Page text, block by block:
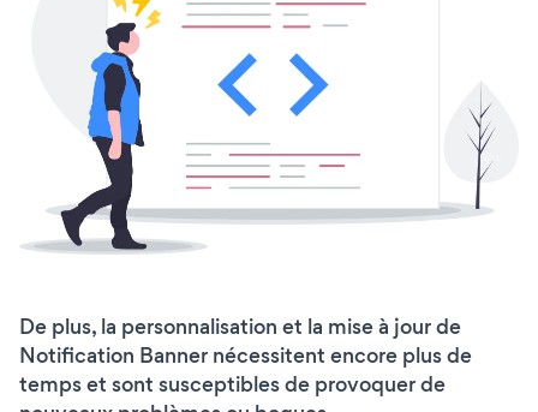
De plus, la personnalisation et la mise à jour de
Notification Banner nécessitent encore plus de
temps et sont susceptibles de provoquer de